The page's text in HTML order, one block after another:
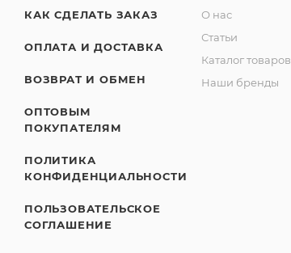
КАК СДЕЛАТЬ ЗАКАЗ
ОПЛАТА И ДОСТАВКА
ВОЗВРАТ И ОБМЕН
ОПТОВЫМ
ПОКУПАТЕЛЯМ
ПОЛИТИКА
КОНФИДЕНЦИАЛЬНОСТИ
ПОЛЬЗОВАТЕЛЬСКОЕ
СОГЛАШЕНИЕ
О нас
Статьи
Каталог товаров
Наши бренды